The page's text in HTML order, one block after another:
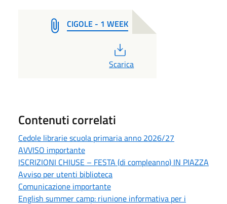
CIGOLE - 1 WEEK
Scarica
Contenuti correlati
Cedole librarie scuola primaria anno 2026/27
AVVISO importante
ISCRIZIONI CHIUSE – FESTA (di compleanno) IN PIAZZA
Avviso per utenti biblioteca
Comunicazione importante
English summer camp: riunione informativa per i